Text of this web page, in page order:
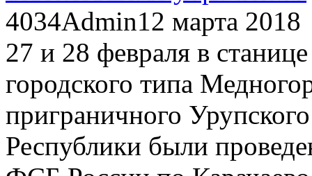
4034Admin12 марта 2018
27 и 28 февраля в
городского типа
приграничного
Республики были